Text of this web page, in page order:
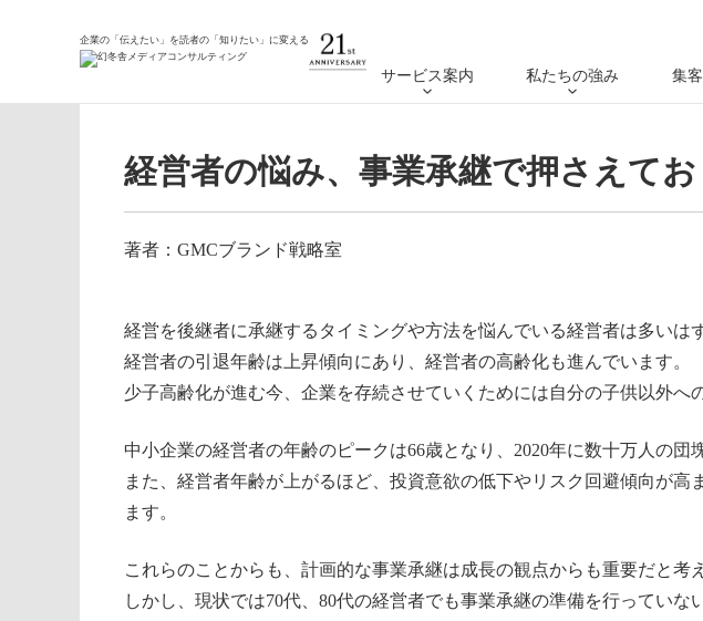
企業の「伝えたい」を読者の「知りたい」に変える
サービス案内 私たちの強み 集
経営者の悩み、事業承継で押さえて
著者：GMCブランド戦略室
経営を後継者に承継するタイミングや方法を悩んでいる経営者は多いは
経営者の引退年齢は上昇傾向にあり、経営者の高齢化も進んでいます。
少子高齢化が進む今、企業を存続させていくためには自分の子供以外へ
中小企業の経営者の年齢のピークは66歳となり、2020年に数十万人の団
また、経営者年齢が上がるほど、投資意欲の低下やリスク回避傾向が
ます。
これらのことからも、計画的な事業承継は成長の観点からも重要だと考
しかし、現状では70代、80代の経営者でも事業承継の準備を行っていな